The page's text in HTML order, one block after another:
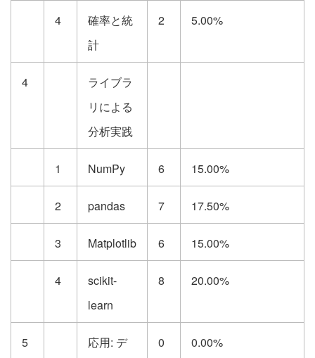
4
確率と統
計
2 5.00%
4
ライブラ
リによる
分析実践
1 NumPy 6 15.00%
2 pandas 7 17.50%
3 Matplotlib 6 15.00%
4
scikit-
learn
8 20.00%
5
応用: デ
0 0.00%